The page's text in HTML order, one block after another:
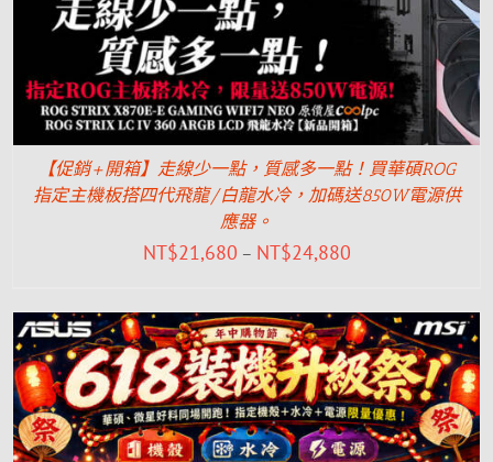
【促銷+開箱】走線少一點，質感多一點！買華碩ROG
指定主機板搭四代飛龍/白龍水冷，加碼送850W電源供
應器。
NT$21,680 – NT$24,880